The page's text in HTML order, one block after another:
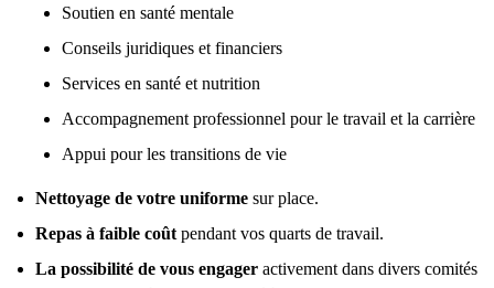
Soutien en santé mentale
Conseils juridiques et financiers
Services en santé et nutrition
Accompagnement professionnel pour le travail et la carrière
Appui pour les transitions de vie
Nettoyage de votre uniforme sur place.
Repas à faible coût pendant vos quarts de travail.
La possibilité de vous engager activement dans divers comités